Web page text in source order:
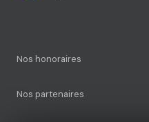
Nos honoraires
Nos partenaires